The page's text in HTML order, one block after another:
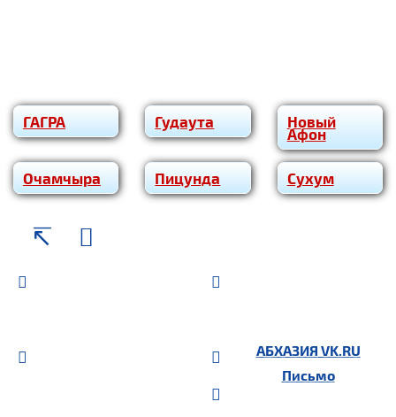
ГАГРА Гудаута Новый
Афон
Очам­чы­ра Пицунда Сухум
АБХАЗИЯ VK.RU
Письмо